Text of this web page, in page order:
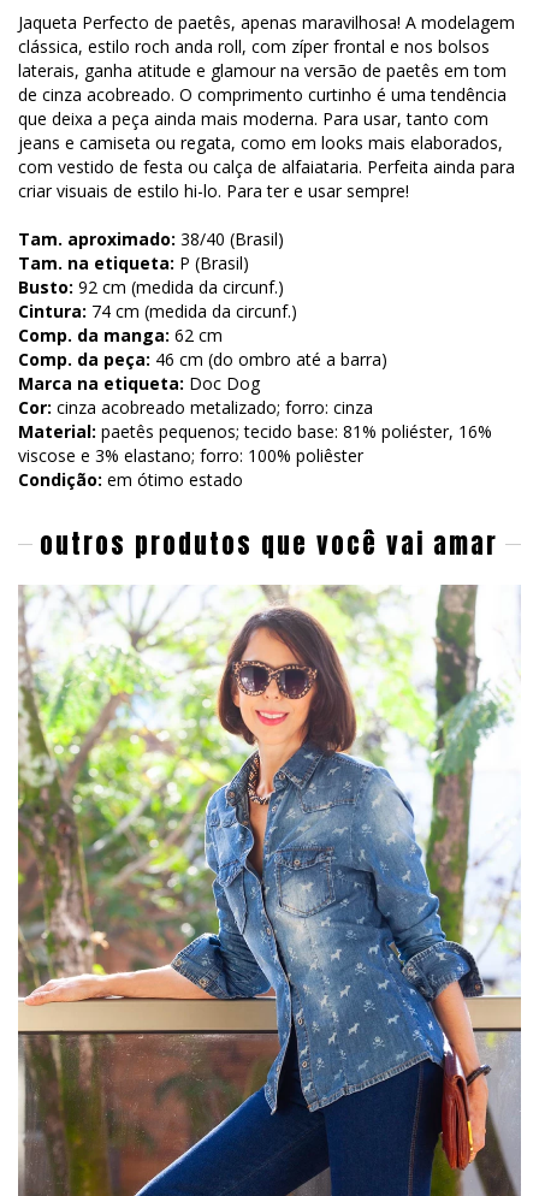
Jaqueta Perfecto de paetês, apenas maravilhosa! A modelagem
clássica, estilo roch anda roll, com zíper frontal e nos bolsos
laterais, ganha atitude e glamour na versão de paetês em tom
de cinza acobreado. O comprimento curtinho é uma tendência
que deixa a peça ainda mais moderna. Para usar, tanto com
jeans e camiseta ou regata, como em looks mais elaborados,
com vestido de festa ou calça de alfaiataria. Perfeita ainda para
criar visuais de estilo hi-lo. Para ter e usar sempre!
Tam. aproximado: 38/40 (Brasil)
Tam. na etiqueta: P (Brasil)
Busto: 92 cm (medida da circunf.)
Cintura: 74 cm (medida da circunf.)
Comp. da manga: 62 cm
Comp. da peça: 46 cm (do ombro até a barra)
Marca na etiqueta: Doc Dog
Cor: cinza acobreado metalizado; forro: cinza
Material: paetês pequenos; tecido base: 81% poliéster, 16%
viscose e 3% elastano; forro: 100% poliêster
Condição: em ótimo estado
outros produtos que você vai amar